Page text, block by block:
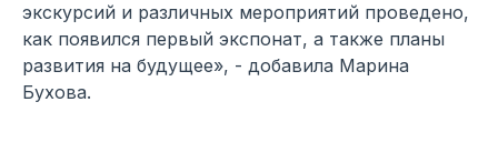
экскурсий и различных мероприятий проведено,
как появился первый экспонат, а также планы
развития на будущее», - добавила Марина
Бухова.